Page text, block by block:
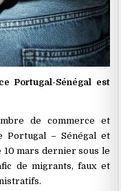
Portugal-Sénégal est
de commerce et
Portugal – Sénégal et
10 mars dernier sous le
de migrants, faux et